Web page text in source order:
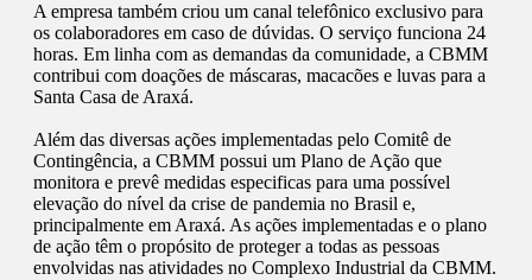
A empresa também criou um canal telefônico exclusivo para
os colaboradores em caso de dúvidas. O serviço funciona 24
horas. Em linha com as demandas da comunidade, a CBMM
contribui com doações de máscaras, macacões e luvas para a
Santa Casa de Araxá.
Além das diversas ações implementadas pelo Comitê de
Contingência, a CBMM possui um Plano de Ação que
monitora e prevê medidas especificas para uma possível
elevação do nível da crise de pandemia no Brasil e,
principalmente em Araxá. As ações implementadas e o plano
de ação têm o propósito de proteger a todas as pessoas
envolvidas nas atividades no Complexo Industrial da CBMM.